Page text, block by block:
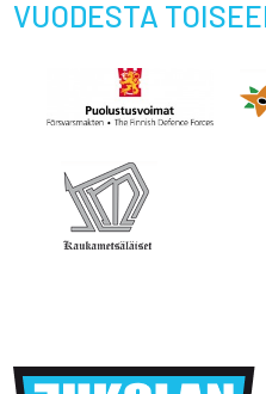
Petri Paukkunen, puheenjohtaja
0400 669 203
petri.paukkunen@jukola.com